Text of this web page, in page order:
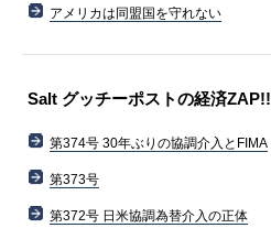
アメリカは同盟国を守れない
Salt グッチーポストの経済ZAP!!
第374号 30年ぶりの協調介入とFIMA
第373号
第372号 日米協調為替介入の正体